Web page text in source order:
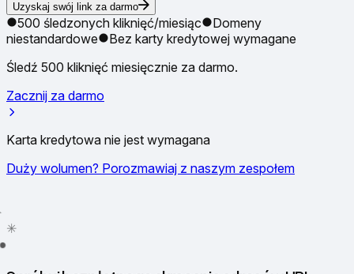
Uzyskaj swój link za darmo
500 śledzonych kliknięć/miesiąc
Domeny
niestandardowe
Bez karty kredytowej wymagane
Śledź 500 kliknięć miesięcznie za darmo.
Zacznij za darmo
Karta kredytowa nie jest wymagana
Duży wolumen? Porozmawiaj z naszym zespołem
✳
●